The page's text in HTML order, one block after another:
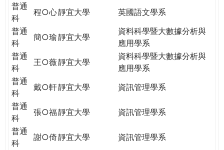
普通
科
程○心靜宜大學
英國語文學系
普通
科
簡○瑜靜宜大學
資料科學暨大數據分析與
應用學系
普通
科
王○薇靜宜大學
資料科學暨大數據分析與
應用學系
普通
科
戴○軒靜宜大學
資訊管理學系
普通
科
張○福靜宜大學
資訊管理學系
普通
科
謝○倚靜宜大學
資訊管理學系